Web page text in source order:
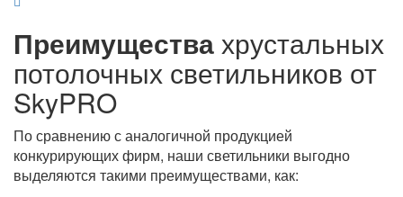
Преимуществахрустальных
потолочных светильников от
SkyPRO
По сравнению с аналогичной продукцией
конкурирующих фирм, наши светильники выгодно
выделяются такими преимуществами, как: